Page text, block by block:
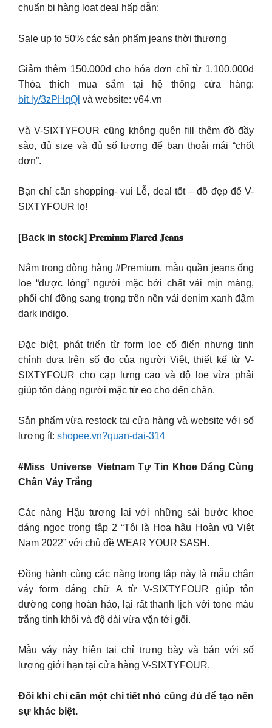
chuẩn bị hàng loạt deal hấp dẫn:
Sale up to 50% các sản phẩm jeans thời thượng
Giảm thêm 150.000đ cho hóa đơn chỉ từ 1.100.000đ
Thỏa thích mua sắm tại hệ thống cửa hàng:
bit.ly/3zPHqQl và website: v64.vn
Và V-SIXTYFOUR cũng không quên fill thêm đồ đầy
sào, đủ size và đủ số lượng để bạn thoải mái “chốt
đơn”.
Bạn chỉ cần shopping- vui Lễ, deal tốt – đồ đẹp để V-
SIXTYFOUR lo!
[Back in stock] 𝐏𝐫𝐞𝐦𝐢𝐮𝐦 𝐅𝐥𝐚𝐫𝐞𝐝 𝐉𝐞𝐚𝐧𝐬
Nằm trong dòng hàng #Premium, mẫu quần jeans ống
loe “được lòng” người mặc bởi chất vải mịn màng,
phối chỉ đồng sang trọng trên nền vải denim xanh đậm
dark indigo.
Đặc biệt, phát triển từ form loe cổ điển nhưng tinh
chỉnh dựa trên số đo của người Việt, thiết kế từ V-
SIXTYFOUR cho cạp lưng cao và độ loe vừa phải
giúp tôn dáng người mặc từ eo cho đến chân.
Sản phẩm vừa restock tại cửa hàng và website với số
lượng ít: shopee.vn?quan-dai-314
#Miss_Universe_Vietnam Tự Tin Khoe Dáng Cùng
Chân Váy Trắng
Các nàng Hậu tương lai với những sải bước khoe
dáng ngọc trong tập 2 “Tôi là Hoa hậu Hoàn vũ Việt
Nam 2022” với chủ đề WEAR YOUR SASH.
Đồng hành cùng các nàng trong tập này là mẫu chân
váy form dáng chữ A từ V-SIXTYFOUR giúp tôn
đường cong hoàn hảo, lại rất thanh lịch với tone màu
trắng tinh khôi và độ dài vừa vặn tới gối.
Mẫu váy này hiện tại chỉ trưng bày và bán với số
lượng giới hạn tại cửa hàng V-SIXTYFOUR.
Đôi khi chỉ cần một chi tiết nhỏ cũng đủ để tạo nên
sự khác biệt.